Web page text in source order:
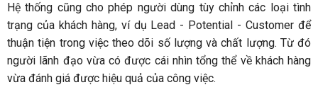
Hệ thống cũng cho phép người dùng tùy chỉnh các loại tình
trạng của khách hàng, ví dụ Lead - Potential - Customer để
thuận tiện trong việc theo dõi số lượng và chất lượng. Từ đó
người lãnh đạo vừa có được cái nhìn tổng thể về khách hàng
vừa đánh giá được hiệu quả của công việc.